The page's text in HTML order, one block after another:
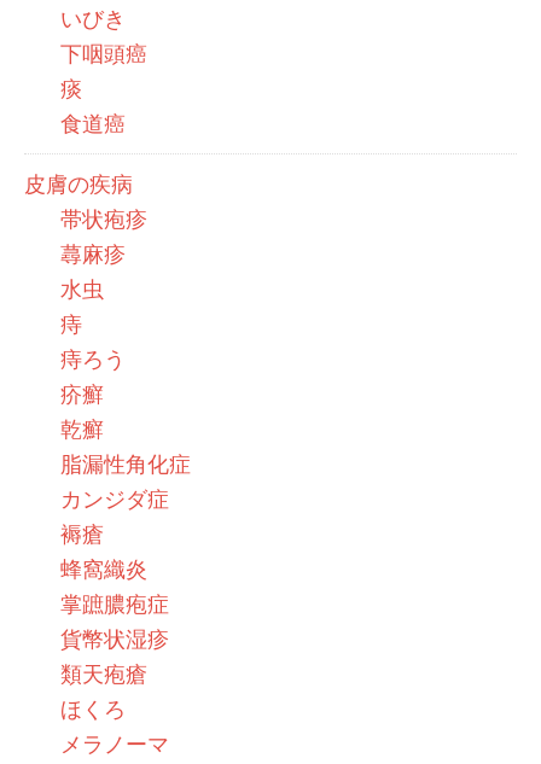
いびき
下咽頭癌
痰
食道癌
皮膚の疾病
帯状疱疹
蕁麻疹
水虫
痔
痔ろう
疥癬
乾癬
脂漏性角化症
カンジダ症
褥瘡
蜂窩織炎
掌蹠膿疱症
貨幣状湿疹
類天疱瘡
ほくろ
メラノーマ